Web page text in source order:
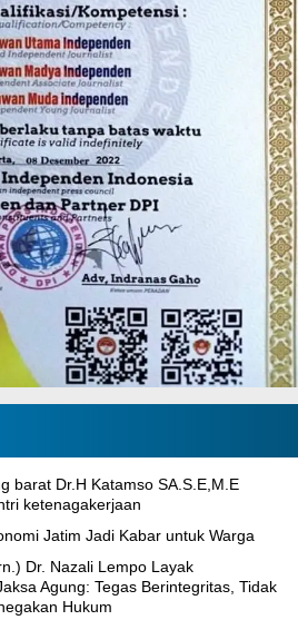
barat Dr.H Katamso SA.S.E,M.E
ketenagakerjaan
Jatim Jadi Kabar untuk Warga
Dr. Nazali Lempo Layak
Agung: Tegas Berintegritas, Tidak
Hukum